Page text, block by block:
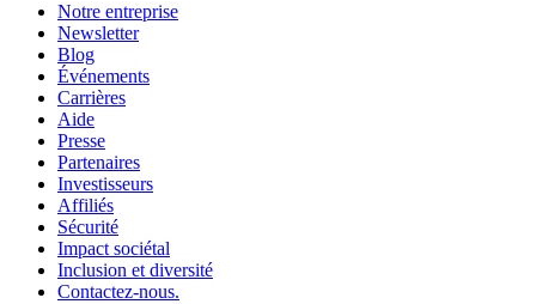
Notre entreprise
Newsletter
Blog
Événements
Carrières
Aide
Presse
Partenaires
Investisseurs
Affiliés
Sécurité
Impact sociétal
Inclusion et diversité
Contactez-nous.